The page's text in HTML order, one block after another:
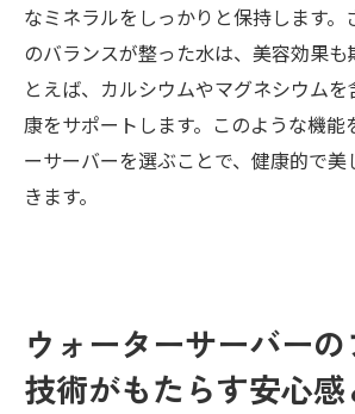
なミネラルをしっかりと保持します。
のバランスが整った水は、美容効果も
とえば、カルシウムやマグネシウム
康をサポートします。このような機能
ーサーバーを選ぶことで、健康的で美
きます。
ウォーターサーバー
技術がもたらす安心